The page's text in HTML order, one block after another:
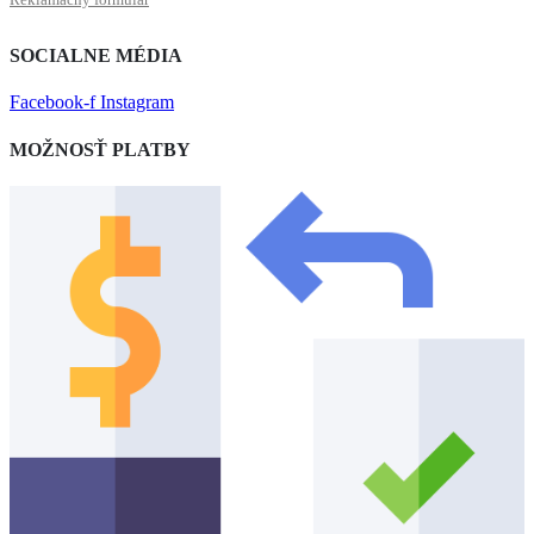
SOCIALNE MÉDIA
Facebook-f Instagram
MOŽNOSŤ PLATBY